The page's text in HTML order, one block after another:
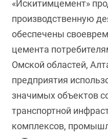
«Искитимцемент»
производственную
обеспечены
цемента
Омской областей,
предприятия
значимых объектов
транспортной
комплексов,